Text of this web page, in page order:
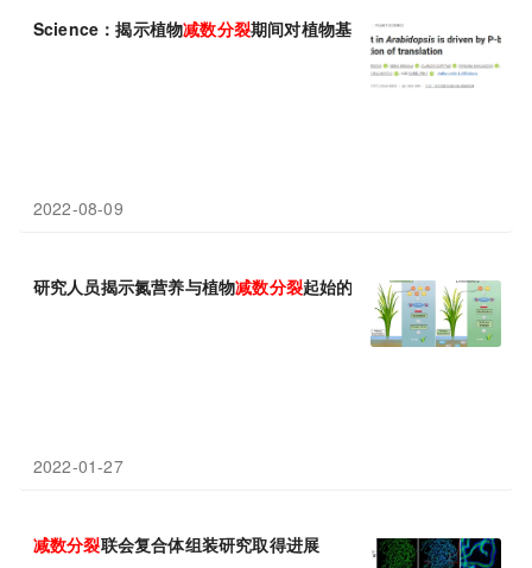
Science：揭示植物减数分裂期间对植物基因表达进行重编程的新
2022-08-09
研究人员揭示氮营养与植物减数分裂起始的联系
2022-01-27
减数分裂联会复合体组装研究取得进展